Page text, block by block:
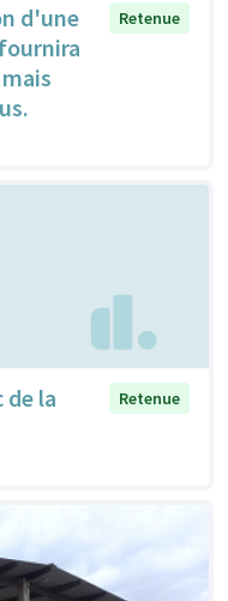
d'une
Retenue
de la
Retenue